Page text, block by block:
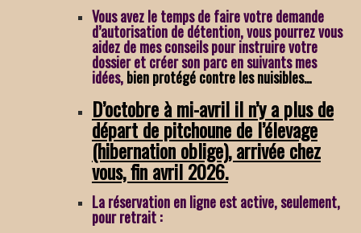
Vous avez le temps de faire votre demande
d’autorisation de détention, vous pourrez vous
aidez de mes conseils pour instruire votre
dossier et créer son parc en suivants mes
idées,bien protégé contre les nuisibles…
D’octobre à mi-avril il n’y a plus de
départ de pitchoune de l’élevage
(hibernation oblige), arrivée chez
vous, fin avril 2026.
La réservation en ligne est active, seulement,
pour retrait :